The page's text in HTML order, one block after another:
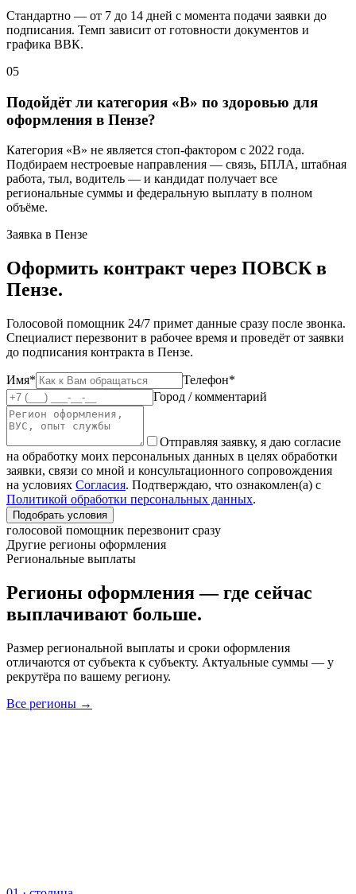
Стандартно — от 7 до 14 дней с момента подачи заявки до
подписания. Темп зависит от готовности документов и
графика ВВК.
05
Подойдёт ли категория «В» по здоровью для
оформления в Пензе?
Категория «В» не является стоп-фактором с 2022 года.
Подбираем нестроевые направления — связь, БПЛА, штабная
работа, тыл, водитель — и кандидат получает все
региональные суммы и федеральную выплату в полном
объёме.
Заявка в Пензе
Оформить контракт через ПОВСК в
Пензе.
Голосовой помощник 24/7 примет данные сразу после звонка.
Специалист перезвонит в рабочее время и проведёт от заявки
до подписания контракта в Пензе.
Имя*
Телефон*
Город / комментарий
Отправляя заявку, я даю согласие
на обработку моих персональных данных в целях обработки
заявки, связи со мной и консультационного сопровождения
на условиях Согласия. Подтверждаю, что ознакомлен(а) с
Политикой обработки персональных данных.
Подобрать условия
голосовой помощник перезвонит сразу
Другие регионы оформления
Региональные выплаты
Регионы оформления — где сейчас
выплачивают больше.
Размер региональной выплаты и сроки оформления
отличаются от субъекта к субъекту. Актуальные суммы — у
рекрутёра по вашему региону.
Все регионы →